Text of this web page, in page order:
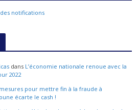
notifications
dans L’économie nationale renoue avec la
2022
pour mettre fin à la fraude à
écarte le cash !